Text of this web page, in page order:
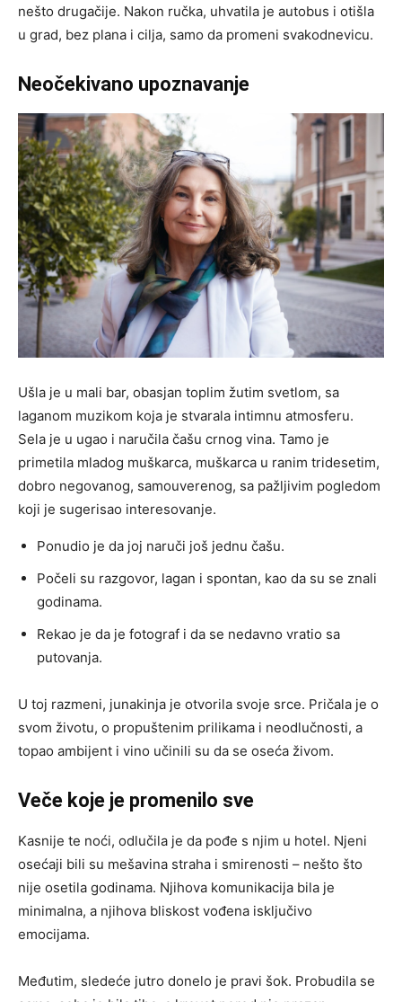
nešto drugačije. Nakon ručka, uhvatila je autobus i otišla
u grad, bez plana i cilja, samo da promeni svakodnevicu.
Neočekivano upoznavanje
Ušla je u mali bar, obasjan toplim žutim svetlom, sa
laganom muzikom koja je stvarala intimnu atmosferu.
Sela je u ugao i naručila čašu crnog vina. Tamo je
primetila mladog muškarca, muškarca u ranim tridesetim,
dobro negovanog, samouverenog, sa pažljivim pogledom
koji je sugerisao interesovanje.
Ponudio je da joj naruči još jednu čašu.
Počeli su razgovor, lagan i spontan, kao da su se znali
godinama.
Rekao je da je fotograf i da se nedavno vratio sa
putovanja.
U toj razmeni, junakinja je otvorila svoje srce. Pričala je o
svom životu, o propuštenim prilikama i neodlučnosti, a
topao ambijent i vino učinili su da se oseća živom.
Veče koje je promenilo sve
Kasnije te noći, odlučila je da pođe s njim u hotel. Njeni
osećaji bili su mešavina straha i smirenosti – nešto što
nije osetila godinama. Njihova komunikacija bila je
minimalna, a njihova bliskost vođena isključivo
emocijama.
Međutim, sledeće jutro donelo je pravi šok. Probudila se